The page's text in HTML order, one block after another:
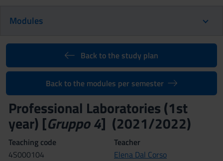
Modules
Back to the study plan
Back to the modules per semester
Professional Laboratories (1st
year) [Gruppo 4] (2021/2022)
Teaching code
4S000104
Teacher
Elena Dal Corso